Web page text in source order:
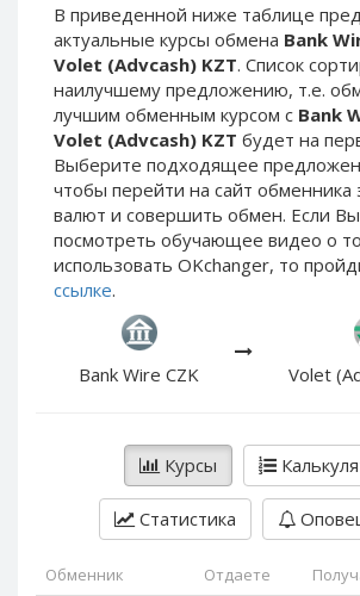
В приведенной ниже таблице
актуальные курсы обмена Bank
Volet (Advcash) KZT. Список
наилучшему предложению, т.е.
лучшим обменным курсом с Bank
Volet (Advcash) KZT будет на
Выберите подходящее
чтобы перейти на сайт обменника
валют и совершить обмен. Если
посмотреть обучающее видео о
использовать OKchanger, то
ссылке.
Bank Wire CZK Volet
Курсы
Статистика
Обменник Отдаете
ЮMoney RUB
ЮMoney KZT
PayPal USD
PayPal EUR
PayPal GBP
PayPal CAD
PayPal AUD
PayPal RUB
PayPal CZK
PayPal DKK
PayPal HKD
PayPal NZD
PayPal NOK
PayPal PLN
PayPal SEK